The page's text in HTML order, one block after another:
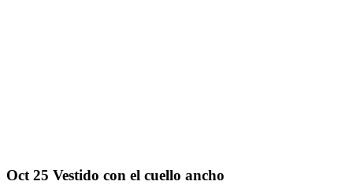
Oct 25 Vestido con el cuello ancho